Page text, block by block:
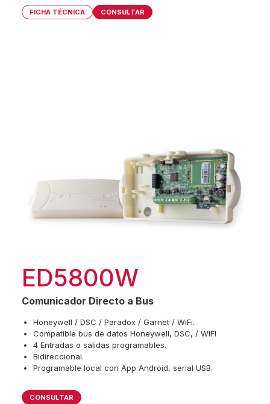
FICHA TÉCNICA CONSULTAR
ED5800W
Comunicador Directo a Bus
Honeywell / DSC / Paradox / Garnet / WiFi.
Compatible bus de datos Honeywell, DSC, / WIFI
4 Entradas o salidas programables.
Bidireccional.
Programable local con App Android, serial USB.
CONSULTAR